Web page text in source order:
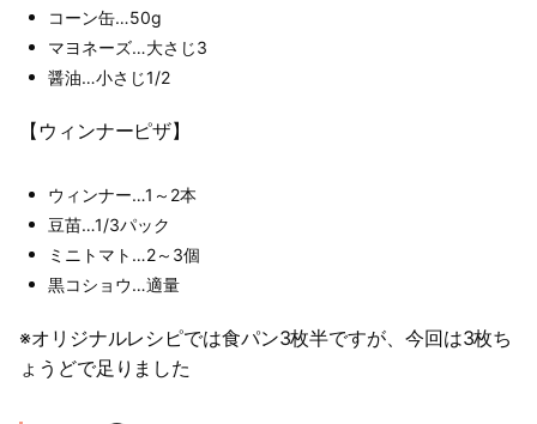
コーン缶…50g
マヨネーズ…大さじ3
醤油…小さじ1/2
【ウィンナーピザ】
ウィンナー…1～2本
豆苗…1/3パック
ミニトマト…2～3個
黒コショウ…適量
※オリジナルレシピでは食パン3枚半ですが、今回は3枚ち
ょうどで足りました